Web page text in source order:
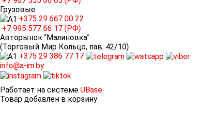
Грузовые
+375 29 667 00 22
+7 995 577 66 17 (РФ)
Авторынок “Малиновка”
(Торговый Мир Кольцо, пав. 42/10)
+375 29 386 77 17
info@a-im.by
Работает на системе UBase
Товар добавлен в корзину